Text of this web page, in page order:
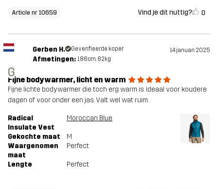
Article nr 10659 Vind je dit nuttig? 0
G
Gerben H. Geverifieerde koper 14 januari 2025
Afmetingen: 186cm, 82kg
Fijne bodywarmer, licht en warm
Fijne lichte bodywarmer die toch erg warm is. Ideaal voor koudere
dagen of voor onder een jas. Valt wel wat ruim.
Radical
Insulate Vest
Moroccan Blue
Gekochte maat
M
Waargenomen
maat
Perfect
Lengte Perfect